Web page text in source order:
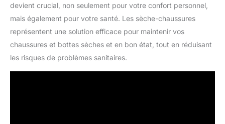
devient crucial, non seulement pour votre confort personnel,
mais également pour votre santé. Les sèche-chaussures
représentent une solution efficace pour maintenir vos
chaussures et bottes sèches et en bon état, tout en réduisant
les risques de problèmes sanitaires.